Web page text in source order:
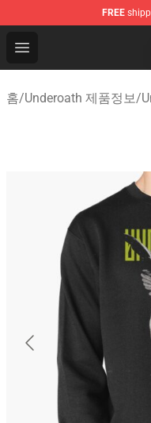
FREE
Open menu
Underoath Store -
홈/Underoath 제품정보/